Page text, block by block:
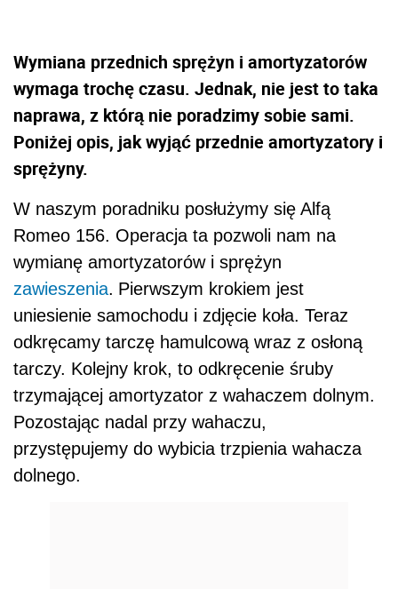
Wymiana przednich sprężyn i amortyzatorów
wymaga trochę czasu. Jednak, nie jest to taka
naprawa, z którą nie poradzimy sobie sami.
Poniżej opis, jak wyjąć przednie amortyzatory i
sprężyny.
W naszym poradniku posłużymy się Alfą
Romeo 156. Operacja ta pozwoli nam na
wymianę amortyzatorów i sprężyn
zawieszenia. Pierwszym krokiem jest
uniesienie samochodu i zdjęcie koła. Teraz
odkręcamy tarczę hamulcową wraz z osłoną
tarczy. Kolejny krok, to odkręcenie śruby
trzymającej amortyzator z wahaczem dolnym.
Pozostając nadal przy wahaczu,
przystępujemy do wybicia trzpienia wahacza
dolnego.